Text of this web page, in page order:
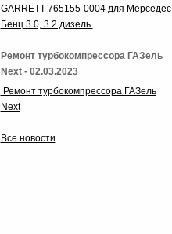
GARRETT 765155-0004 для Мерседес
Бенц 3.0, 3.2 дизель
Ремонт турбокомпрессора ГАЗель
Next - 02.03.2023
Ремонт турбокомпрессора ГАЗель
Next
Все новости